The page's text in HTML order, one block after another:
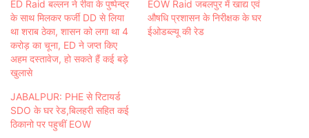
ED Raid बल्लन ने रीवा के पुष्पेन्द्र
के साथ मिलकर फर्जी DD से लिया
था शराब ठेका, शासन को लगा था 4
करोड़ का चूना, ED ने जप्त किए
अहम दस्तावेज, हो सकते हैं कई बड़े
खुलासे
EOW Raid जबलपुर में खाद्य एवं
औषधि प्रशासन के निरीक्षक के घर
ईओडब्ल्यू की रेड
JABALPUR: PHE से रिटायर्ड
SDO के घर रेड,बिलहरी सहित कई
ठिकानो पर पहुचीं EOW